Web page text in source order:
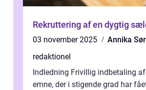
Rekruttering af en dygtig
03 november 2025
Annika
redaktionel
Indledning Frivillig indbetaling
emne, der i stigende grad har